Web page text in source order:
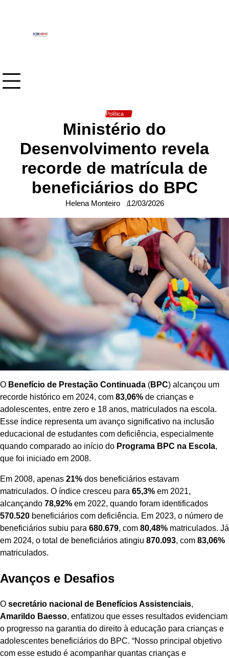
Política
Ministério do
Desenvolvimento revela
recorde de matrícula de
beneficiários do BPC
Helena Monteiro 12/03/2026
O Benefício de Prestação Continuada (BPC) alcançou um
recorde histórico em 2024, com 83,06% de crianças e
adolescentes, entre zero e 18 anos, matriculados na escola.
Esse índice representa um avanço significativo na inclusão
educacional de estudantes com deficiência, especialmente
quando comparado ao início do Programa BPC na Escola,
que foi iniciado em 2008.
Em 2008, apenas 21% dos beneficiários estavam
matriculados. O índice cresceu para 65,3% em 2021,
alcançando 78,92% em 2022, quando foram identificados
570.520 beneficiários com deficiência. Em 2023, o número de
beneficiários subiu para 680.679, com 80,48% matriculados. Já
em 2024, o total de beneficiários atingiu 870.093, com 83,06%
matriculados.
Avanços e Desafios
O secretário nacional de Benefícios Assistenciais,
Amarildo Baesso, enfatizou que esses resultados evidenciam
o progresso na garantia do direito à educação para crianças e
adolescentes beneficiários do BPC. “Nosso principal objetivo
com esse estudo é acompanhar quantas crianças e